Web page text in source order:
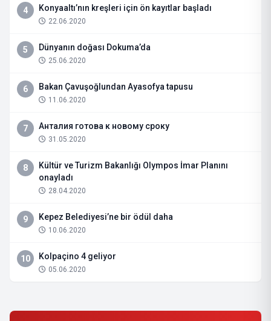
4 Konyaaltı’nın kreşleri için ön kayıtlar başladı
22.06.2020
5 Dünyanın doğası Dokuma’da
25.06.2020
6 Bakan Çavuşoğlundan Ayasofya tapusu
11.06.2020
7 Анталия готова к новому сроку
31.05.2020
8
Kültür ve Turizm Bakanlığı Olympos İmar Planını
onayladı
28.04.2020
9 Kepez Belediyesi’ne bir ödül daha
10.06.2020
10 Kolpaçino 4 geliyor
05.06.2020